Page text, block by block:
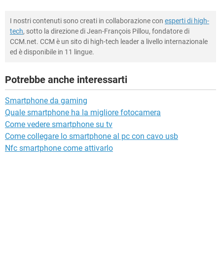
I nostri contenuti sono creati in collaborazione con esperti di high-
tech, sotto la direzione di Jean-François Pillou, fondatore di
CCM.net. CCM è un sito di high-tech leader a livello internazionale
ed è disponibile in 11 lingue.
Potrebbe anche interessarti
Smartphone da gaming
Quale smartphone ha la migliore fotocamera
Come vedere smartphone su tv
Come collegare lo smartphone al pc con cavo usb
Nfc smartphone come attivarlo